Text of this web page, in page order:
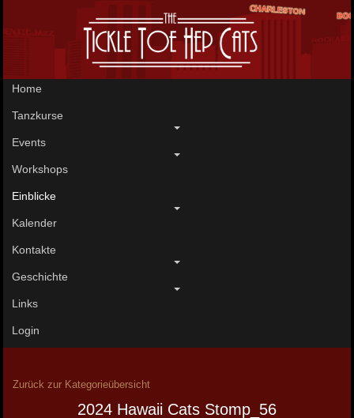
Home
Tanzkurse
Events
Workshops
Einblicke
Kalender
Kontakte
Geschichte
Links
Login
Zurück zur Kategorieübersicht
2024 Hawaii Cats Stomp_56